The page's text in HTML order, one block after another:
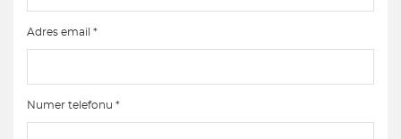
Adres email *
Numer telefonu *